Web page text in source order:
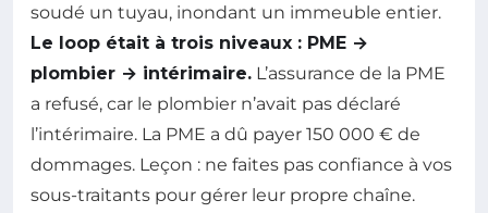
soudé un tuyau, inondant un immeuble entier.
Le loop était à trois niveaux : PME →
plombier → intérimaire. L’assurance de la PME
a refusé, car le plombier n’avait pas déclaré
l’intérimaire. La PME a dû payer 150 000 € de
dommages. Leçon : ne faites pas confiance à vos
sous-traitants pour gérer leur propre chaîne.